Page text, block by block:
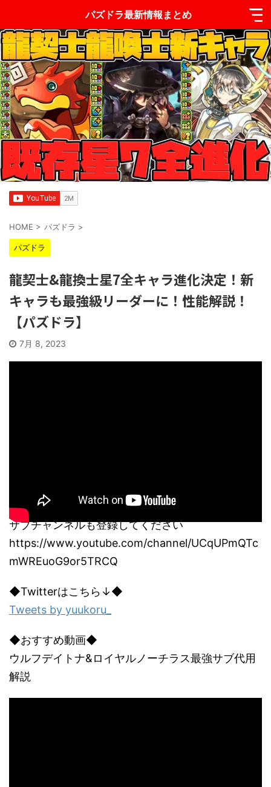
パズドラ最新情報まとめ
HOME > パズドラ >
パズドラ
龍契士&龍換士星7全キャラ進化決定！新
キャラも最強級リーダーに！性能解説！
【パズドラ】
7月 8, 2023
サブチャンネルも登録してください
https://www.youtube.com/channel/UCqUPmQTc
mWREuoG9or5TRCQ
◆Twitterはこちら↓◆
Tweets by yuukoru_
◆おすすめ動画◆
ウルフデイトナ&ロイヤルノーチラス最強サブ代用
解説